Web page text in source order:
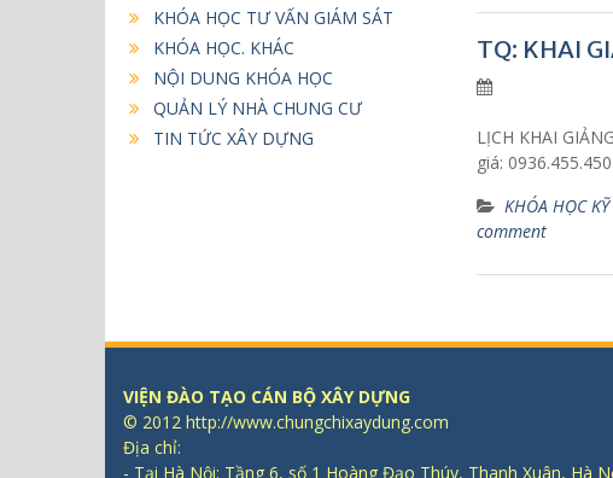
TQ: KHAI
LỊCH KHAI
giá:
KHÓA HỌC
comment
KHÓA HỌC TƯ VẤN GIÁM SÁT
KHÓA HỌC. KHÁC
NỘI DUNG KHÓA HỌC
QUẢN LÝ NHÀ CHUNG CƯ
TIN TỨC XÂY DỰNG
VIỆN ĐÀO TẠO CÁN BỘ XÂY DỰNG
© 2012 http://www.chungchixaydung.com
Địa chỉ:
- Tại Hà Nội: Tầng 6, số 1 Hoàng Đạo Thúy, Thanh Xuân, Hà